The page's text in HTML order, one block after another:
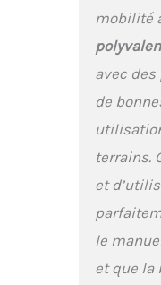
mobilité
avec
de
terrains.
et
le
et que la